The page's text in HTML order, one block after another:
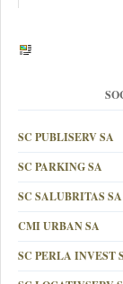
SC PUBLISERV SA
SC PARKING SA
SC SALUBRITAS SA
CMI URBAN SA
SC PERLA INVEST